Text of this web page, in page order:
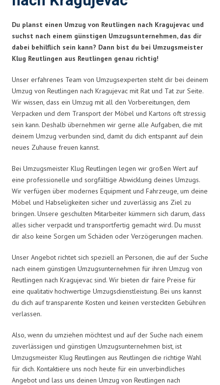
Du planst einen Umzug von Reutlingen nach Kragujevac und
suchst nach einem günstigen Umzugsunternehmen, das dir
dabei behilflich sein kann? Dann bist du bei Umzugsmeister
Klug Reutlingen aus Reutlingen genau richtig!
Unser erfahrenes Team von Umzugsexperten steht dir bei deinem
Umzug von Reutlingen nach Kragujevac mit Rat und Tat zur Seite.
Wir wissen, dass ein Umzug mit all den Vorbereitungen, dem
Verpacken und dem Transport der Möbel und Kartons oft stressig
sein kann. Deshalb übernehmen wir gerne alle Aufgaben, die mit
deinem Umzug verbunden sind, damit du dich entspannt auf dein
neues Zuhause freuen kannst.
Bei Umzugsmeister Klug Reutlingen legen wir großen Wert auf
eine professionelle und sorgfältige Abwicklung deines Umzugs.
Wir verfügen über modernes Equipment und Fahrzeuge, um deine
Möbel und Habseligkeiten sicher und zuverlässig ans Ziel zu
bringen. Unsere geschulten Mitarbeiter kümmern sich darum, dass
alles sicher verpackt und transportfertig gemacht wird. Du musst
dir also keine Sorgen um Schäden oder Verzögerungen machen.
Unser Angebot richtet sich speziell an Personen, die auf der Suche
nach einem günstigen Umzugsunternehmen für ihren Umzug von
Reutlingen nach Kragujevac sind. Wir bieten dir faire Preise für
eine qualitativ hochwertige Umzugsdienstleistung. Bei uns kannst
du dich auf transparente Kosten und keinen versteckten Gebühren
verlassen.
Also, wenn du umziehen möchtest und auf der Suche nach einem
zuverlässigen und günstigen Umzugsunternehmen bist, ist
Umzugsmeister Klug Reutlingen aus Reutlingen die richtige Wahl
für dich. Kontaktiere uns noch heute für ein unverbindliches
Angebot und lass uns deinen Umzug von Reutlingen nach